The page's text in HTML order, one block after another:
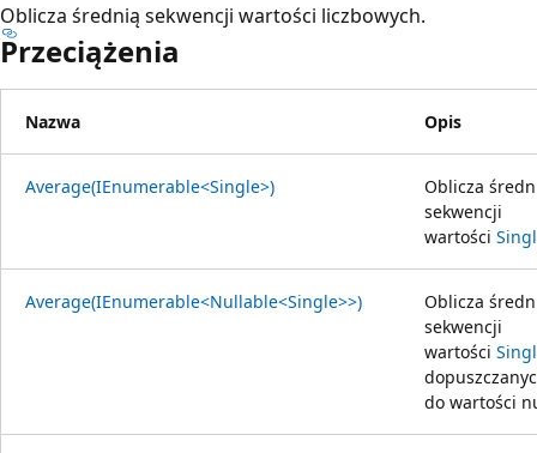
Oblicza średnią sekwencji wartości liczbowych.
Przeciążenia
Nazwa Opis
Average(IEnumerable<Single>)
Oblicza
sekwencji
wartości
Average(IEnumerable<Nullable<Single>>)
Oblicza
sekwencji
wartości
do wartości